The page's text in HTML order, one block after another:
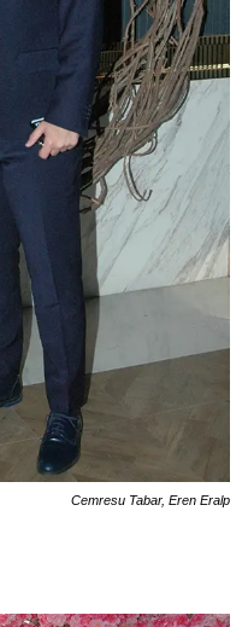
Cemresu Tabar, Eren Eralp